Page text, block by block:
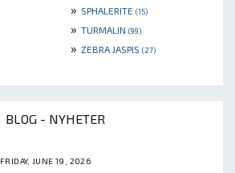
» SPHALERITE (15)
» TURMALIN (99)
» ZEBRA JASPIS (27)
BLOG - NYHETER
FRIDAY, JUNE 19, 2026